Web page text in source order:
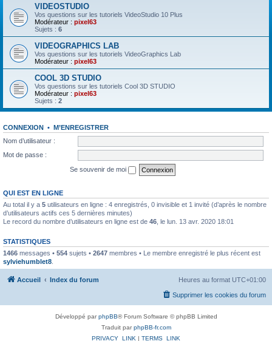
VIDEOSTUDIO
Vos questions sur les tutoriels VideoStudio 10 Plus
Modérateur : pixel63
Sujets : 6
VIDEOGRAPHICS LAB
Vos questions sur les tutoriels VideoGraphics Lab
Modérateur : pixel63
COOL 3D STUDIO
Vos questions sur les tutoriels Cool 3D STUDIO
Modérateur : pixel63
Sujets : 2
CONNEXION • M’ENREGISTRER
Nom d’utilisateur :
Mot de passe :
Se souvenir de moi
QUI EST EN LIGNE
Au total il y a 5 utilisateurs en ligne : 4 enregistrés, 0 invisible et 1 invité (d’après le nombre
d’utilisateurs actifs ces 5 dernières minutes)
Le record du nombre d’utilisateurs en ligne est de 46 , le lun. 13 avr. 2020 18:01
STATISTIQUES
1466 messages • 554 sujets • 2647 membres • Le membre enregistré le plus récent est
sylviehumblet8
Accueil Index du forum Heures au format UTC+01:00
Supprimer les cookies du forum
Développé parphpBB® Forum Software © phpBB Limited
Traduit parphpBB-fr.com
PRIVACY_LINK | TERMS_LINK